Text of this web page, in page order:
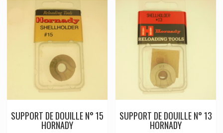
SUPPORT DE DOUILLE N° 15
HORNADY
SUPPORT DE DOUILLE N° 13
HORNADY